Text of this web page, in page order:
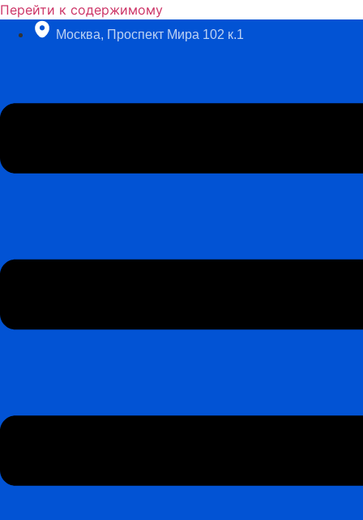
Перейти к содержимому
Москва, Проспект Мира 102 к.1